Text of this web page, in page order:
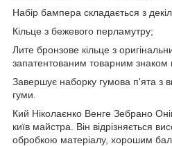
Набір бампера складається з
Кільце з бежевого перламутру;
Лите бронзове кільце з
запатентованим товарним знаком
Завершує наборку гумова п'ята з
гуми.
Кий Ніколаєнко Венге Зебрано
київ майстра. Він відрізняється
обробкою матеріалу, хорошим